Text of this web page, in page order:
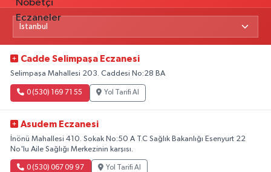
Cadde Selimpaşa Eczanesi
Selimpaşa Mahallesi 203. Caddesi No:28 BA
0 (530) 169 71 55 Yol Tarifi Al
Asudem Eczanesi
İnönü Mahallesi 410. Sokak No:50 A T.C Sağlık Bakanlığı Esenyurt 22
No'lu Aile Sağlığı Merkezinin karşısı.
0 (530) 067 09 97 Yol Tarifi Al